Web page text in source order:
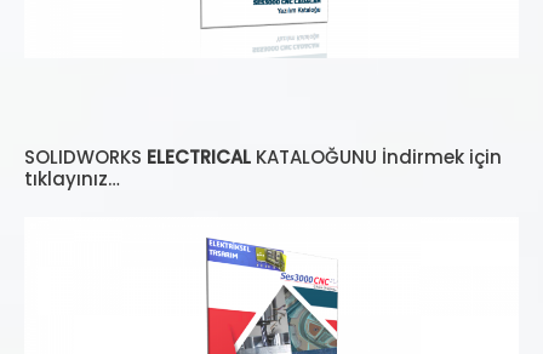
SOLIDWORKS ELECTRICAL KATALOĞUNU İndirmek için
tıklayınız…